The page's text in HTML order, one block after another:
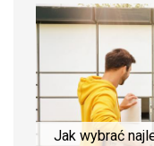
Jak wybrać